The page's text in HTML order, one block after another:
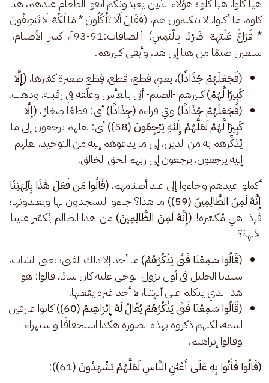
كلوه، ما أكلوا، لا يتكلمون هم، (فَقَالَ أَلَا تَأْكُلُونَ * مَا لَكُمْ لَا تَنطِقُونَ
* فَرَاغَ عَلَيْهِمْ ضَرْبًا بِالْيَمِينِ) [الصافات:91-93]، كسر الأصنام،
سبعين صنمًا من هنا إلى هنا، وأبقى كبيرهم.
(فَجَعَلَهُمْ جُذَاذًا)، يعني قطع، قطع، قِطَع صغيرة كسَّرها، (إِلَّا
كَبِيرًا لَّهُمْ)كبيرهم -الصنم- أتى بالفأس وعلّقه في رقبته، وذهب.
(فَجَعَلَهُمْ جُذَاذًا) وفي قراءة (جِذَاذًا)أي: قطعًا صغارًا، (إِلَّا
كَبِيرًا لَّهُمْ لَعَلَّهُمْ إِلَيْهِ يَرْجِعُونَ (58))
أي: لعلهم يرجعون إلى ما
يُذكِّرهم به من الدين، إلى ما يدعوهم إليه من التوحيد، لعلهم
إليه يرجعون، يرجعون إلى ربهم الحق الخالق.
أكملوا عيدهم وجاءوا إلى عند أصنامهم، (قَالُوا مَن فَعَلَ هَٰذَا بِآلِهَتِنَا
إِنَّهُ لَمِنَ الظَّالِمِينَ (59))
ما هذا؟ جاءوا ليسجدون لها ويعبدونها؛
فإذا هي مُكسّرة! (إِنَّهُ لَمِنَ الظَّالِمِينَ) من هذا الظالم يُكسِّر علينا
الآلهة؟
(قَالُوا سَمِعْنَا فَتًى يَذْكُرُهُمْ) ما أحد إلا ذلك الفتى؛ يعني الشاب،
سيدنا الخليل في أول نزول الوحي عليه كان شابًا، قالوا: هو
هذا الذي يتكلم على آلهتنا، لا أحد غيره يفعلها.
(قَالُوا سَمِعْنَا فَتًى يَذْكُرُهُمْ يُقَالُ لَهُ إِبْرَاهِيمُ (60))
كانوا عارفين
اسمه، لكنهم ذكروه بهذه الصورة هكذا استخفافًا واستهزاء
وقالوا إبراهيم.
(قَالُوا فَأْتُوا بِهِ عَلَىٰ أَعْيُنِ النَّاسِ لَعَلَّهُمْ يَشْهَدُونَ (61))
: